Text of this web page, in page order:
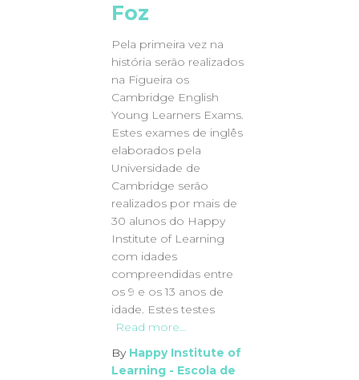
Foz
Pela primeira vez na
história serão realizados
na Figueira os
Cambridge English
Young Learners Exams.
Estes exames de inglês
elaborados pela
Universidade de
Cambridge serão
realizados por mais de
30 alunos do Happy
Institute of Learning
com idades
compreendidas entre
os 9 e os 13 anos de
idade. Estes testes
Read more…
By Happy Institute of
Learning - Escola de